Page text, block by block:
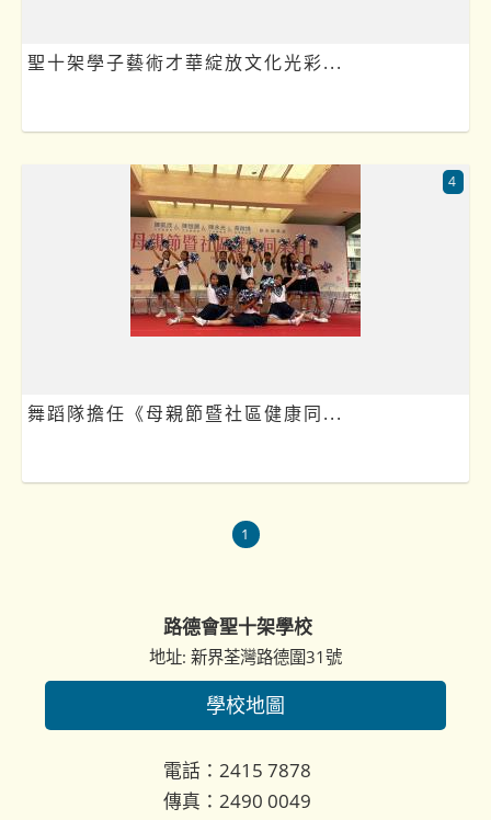
聖十架學子藝術才華綻放文化光彩...
舞蹈隊擔任《母親節暨社區健康同...
4
1
路德會聖十架學校
地址: 新界荃灣路德圍31號
學校地圖
電話：2415 7878
傳真：2490 0049